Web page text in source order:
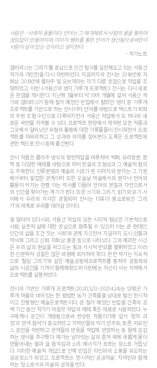
사람은…사회적 동물이다. 언어는 그 매개체로서 사람의 몸을 통하여
끊임없이 만들어지며, 이미지 행위를 통한 언어가 생산됨으로써만이
사람이 살아 있는 것이라고 생각한다.
- 작가노트
갤러리JJ는 ‘그리기’를 중심으로 인간 탐구를 실천해오고 있는 서용선
작가의 개인전을 다시 마련하였다. 지금까지의 전시는 2018년에 자
화상, 2019년에 콜라주 및 오브제라는 각기 다른 초점으로 작업을 조
명하였고, 이번 《서용선의 생각_가루개 프로젝트》 전시는 다시 새로
운 관점을 제시한다. 지난해 5월부터 약 10여 개월에 걸쳐 서용선 작
가와 갤러리JJ가 함께 철거 예정인 빈집에서 벌였던 ‘생각 중’ 가루개
프로젝트를 기반으로 하는 전시이며, 언어를 바탕으로 텍스트가 회화
의 주된 조형 수단으로 다루어지면서 서용선 작업에서 또 하나의 새
로운 국면을 지켜볼 수 있다. 프로젝트 현장에서 제작된 모든 작품과
그곳에서 일어났던 무형의 활동에 대한 기록물들이 전시되면서 프로
젝트를 마무리하고 그 성과와 의미를 짚어본다. 도록은 프로젝트에
관한 책으로 전시 중에 출간된다.
전시 작품은 콜라주 방식의 평면작업을 비롯하여 벽화, 유리창문, 문
짝 등 다양한 매체를 바탕으로 하며 한글의 조형성과 그 예술적 함의
도 주목한다. 인류문명과 예술의 시초가 된 이미지와 문자는 그 기원
에서부터 밀접한 관계이며 또한 오늘날 미술에서의 문자나 언어의
활용이 커지는 만큼 이는 역사를 더듬어 언어의 본질과 자연으로서
의 인간을 찾아가는 계기가 된다. 또한 쓰기와 그리기, 읽기와 보기 사
이에서 우리의 지각은 경험되며 전시는 더욱더 풍요로워진 ‘그리
기’의 세계로 우리를 데려갈 것이다.
잘 알려져 있다시피, 서용선 작업의 모든 시각적 형상은 기본적으로
사람, 실존적 삶에 대한 관심으로 함축될 수 있으며 이는 곧 현대인,
인간의 삶을 조건 짓는 ‘사회’와 관계 지으면서 지금까지 도시 인물과
역사화 그리고 신화, 자화상, 풍경 등으로 나타났다. 그의 예리한 시선
은 우리 삶의 현실을 파고드는 힘과 서사적 면모를 발휘하였고 이러
한 인문학적 성찰은 많은 비평에 회자하여 왔다. 한편 작가는 지속적
으로 ‘철암 그리기’와 같은 예술공동체프로젝트를 통하여 공동체와
삶의 시공간을 기꺼이 함께해왔으며 이번에는 자신이 사는 지역에서
프로젝트를 실행하였다.
전시의 기반인 가루개 프로젝트(2020.5.20~2021.4.24)는 양평군 가
루개 마을의 비어있는 한 평범한 농가 건축물을 상대로 벌인 한시적
이고 진행형인 예술프로젝트이다. 곧 철거 예정인 빈집을 건축의 공
백 기간 동안 작가가 마음껏 작업의 매체 혹은 재료로 사용하였다. 누
구에게나 공간이 개방됨으로써 완성된 작품이기에 앞서 ‘창작 과
정’과 ‘관객 참여’가 중요하였고 지역민들의 악기 연주회, 토론, 퍼포먼
스 공연을 마련하고 관객들의 반응을 작업에 반영하는 등 함께 공감
하는 방식을 추구했다. 폐가는 남아있는 삶의 흔적 위에 새롭게 몸이
만들어내는 말과 글, 움직임과 소리, 에너지가 흐르는 장소로 거듭났
다. 이러한 예술적 개입으로 인해 빈집은 타인과의 소통을 유도하는
공공장소가 되었고, 프로젝트는 ‘한시적인 공공미술’, 지역민과 함께
하는 ‘장소로서의 미술’의 성격을 띤다.